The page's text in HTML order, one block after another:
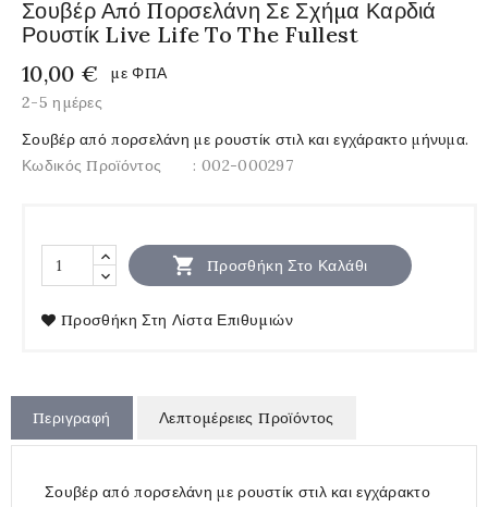
Σουβέρ Από Πορσελάνη Σε Σχήμα Καρδιά
Ρουστίκ Live Life To The Fullest
10,00 €
με ΦΠΑ
2-5 ημέρες
Σουβέρ από πορσελάνη με ρουστίκ στιλ και εγχάρακτο μήνυμα.
Κωδικός Προϊόντος
: 002-000297
 Προσθήκη Στο Καλάθι
Προσθήκη Στη Λίστα Επιθυμιών
Περιγραφή Λεπτομέρειες Προϊόντος
Σουβέρ από πορσελάνη με ρουστίκ στιλ και εγχάρακτο